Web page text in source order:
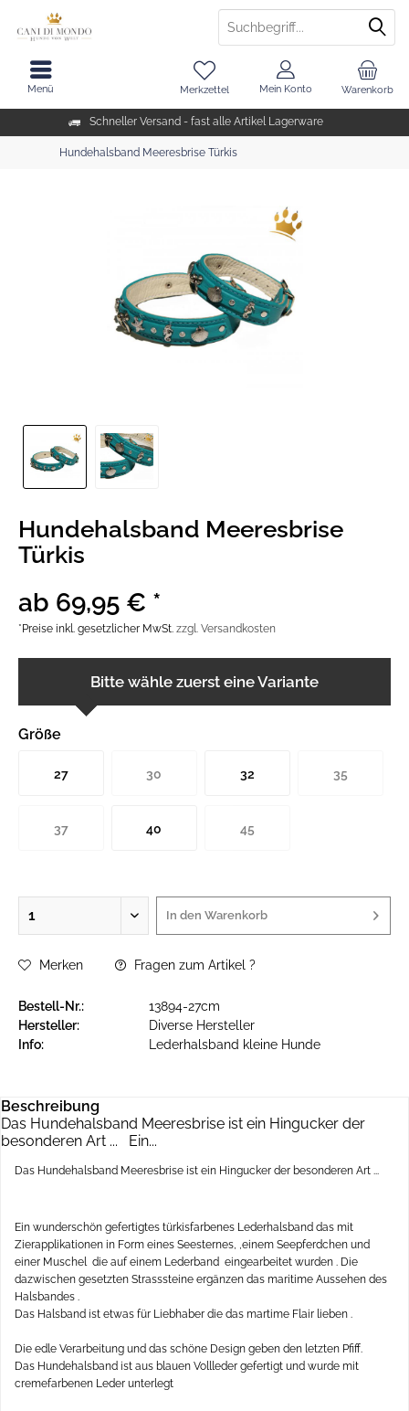
Schneller Versand - fast alle Artikel Lagerware
Warenkorb
Merkzettel Mein Konto
Menü
Hundehalsband Meeresbrise Türkis
Hundehalsband Meeresbrise
Türkis
ab 69,95 € *
*Preise inkl. gesetzlicher MwSt. zzgl. Versandkosten
Bitte wähle zuerst eine Variante
Größe
27 30 32 35
37 40 45
In den Warenkorb
Merken Fragen zum Artikel ?
Bestell-Nr.:
13894-27cm
Hersteller:
Diverse Hersteller
Info:
Lederhalsband kleine Hunde
Beschreibung
Das Hundehalsband Meeresbrise ist ein Hingucker der
besonderen Art ... Ein...
Das Hundehalsband Meeresbrise ist ein Hingucker der besonderen Art ...
Ein wunderschön gefertigtes türkisfarbenes Lederhalsband das mit
Zierapplikationen in Form eines Seesternes, ,einem Seepferdchen und
einer Muschel die auf einem Lederband eingearbeitet wurden . Die
dazwischen gesetzten Strasssteine ergänzen das maritime Aussehen des
Halsbandes .
Das Halsband ist etwas für Liebhaber die das martime Flair lieben .
Die edle Verarbeitung und das schöne Design geben den letzten Pfiff.
Das Hundehalsband ist aus blauen Vollleder gefertigt und wurde mit
cremefarbenen Leder unterlegt